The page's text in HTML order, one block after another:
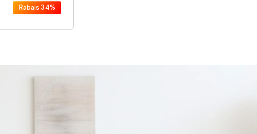
Rabais 34%